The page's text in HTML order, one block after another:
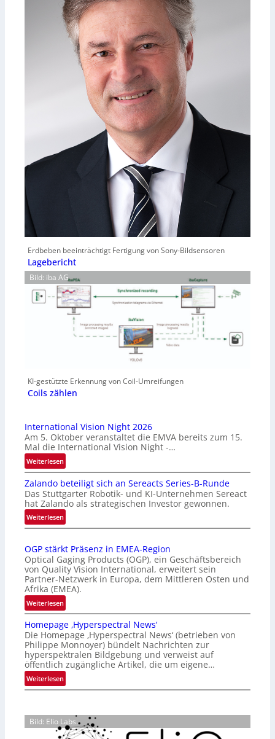
Erdbeben beeinträchtigt Fertigung von Sony-Bildsensoren
Lagebericht
Bild: iba AG
KI-gestützte Erkennung von Coil-Umreifungen
Coils zählen
International Vision Night 2026
Am 5. Oktober veranstaltet die EMVA bereits zum 15.
Mal die International Vision Night -…
Weiterlesen:
I
n
t
e
r
n
t
i
o
n
l
V
i
s
i
o
n
g
h
Zalando beteiligt sich an Sereacts Series-B-Runde
Das Stuttgarter Robotik- und KI-Unternehmen Sereact
hat Zalando als strategischen Investor gewonnen.
Weiterlesen:
Z
l
a
n
d
o
b
e
t
e
i
i
g
s
i
OGP stärkt Präsenz in EMEA-Region
Optical Gaging Products (OGP), ein Geschäftsbereich
von Quality Vision International, erweitert sein
Partner-Netzwerk in Europa, dem Mittleren Osten und
Afrika (EMEA).
Weiterlesen:
O
G
P
s
t
ä
r
P
r
Homepage ‚Hyperspectral News‘
Die Homepage ‚Hyperspectral News‘ (betrieben von
Philippe Monnoyer) bündelt Nachrichten zur
hyperspektralen Bildgebung und verweist auf
öffentlich zugängliche Artikel, die um eigene…
Weiterlesen:
H
e
p
Bild: Elio Labs.